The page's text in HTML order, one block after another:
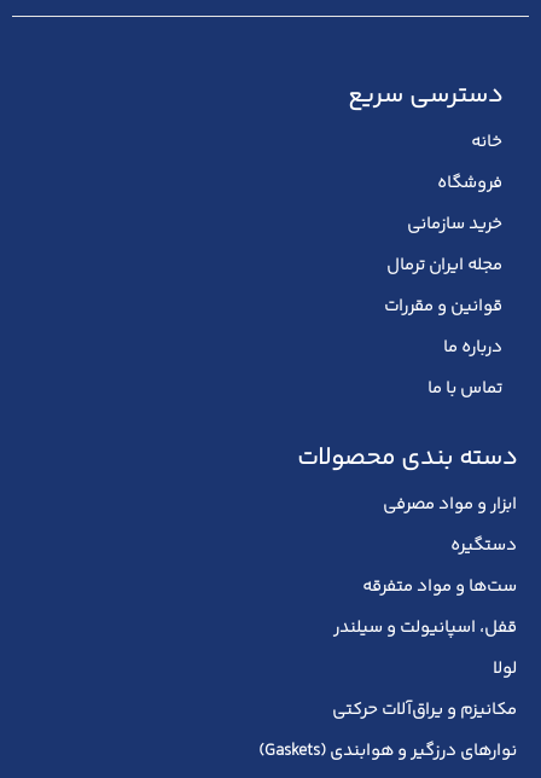
دسترسی سریع
خانه
فروشگاه
خرید سازمانی
مجله ایران ترمال
قوانین و مقررات
درباره ما
تماس با ما
دسته بندی محصولات
ابزار و مواد مصرفی
دستگیره
ست‌ها و مواد متفرقه
قفل، اسپانیولت و سیلندر
لولا
مکانیزم و یراق‌آلات حرکتی
نوارهای درزگیر و هوابندی (Gaskets)